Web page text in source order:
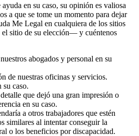
en su caso, su opinión es valiosa
a que se tome un momento para dejar
Me Legal en cualquiera de los sitios
sitio de su elección— y cuéntenos
abogados y personal en su
de nuestras oficinas y servicios.
su caso.
que dejó una gran impresión o
en su caso.
a otros trabajadores que estén
similares al intentar conseguir la
o los beneficios por discapacidad.